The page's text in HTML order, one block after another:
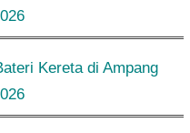
Kereta di Ampang